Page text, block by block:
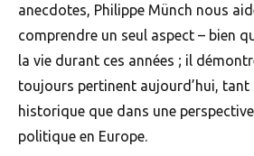
anecdotes, Philippe Münch nous
comprendre un seul aspect – bien
la vie durant ces années ; il
toujours pertinent aujourd’hui,
historique que dans une
politique en Europe.